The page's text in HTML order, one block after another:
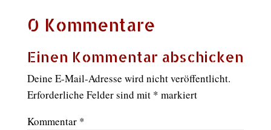
0 Kommentare
Einen Kommentar abschicken
Deine E-Mail-Adresse wird nicht veröffentlicht.
Erforderliche Felder sind mit * markiert
Kommentar *